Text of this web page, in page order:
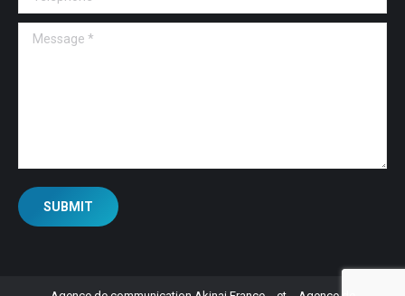
Message *
SUBMIT